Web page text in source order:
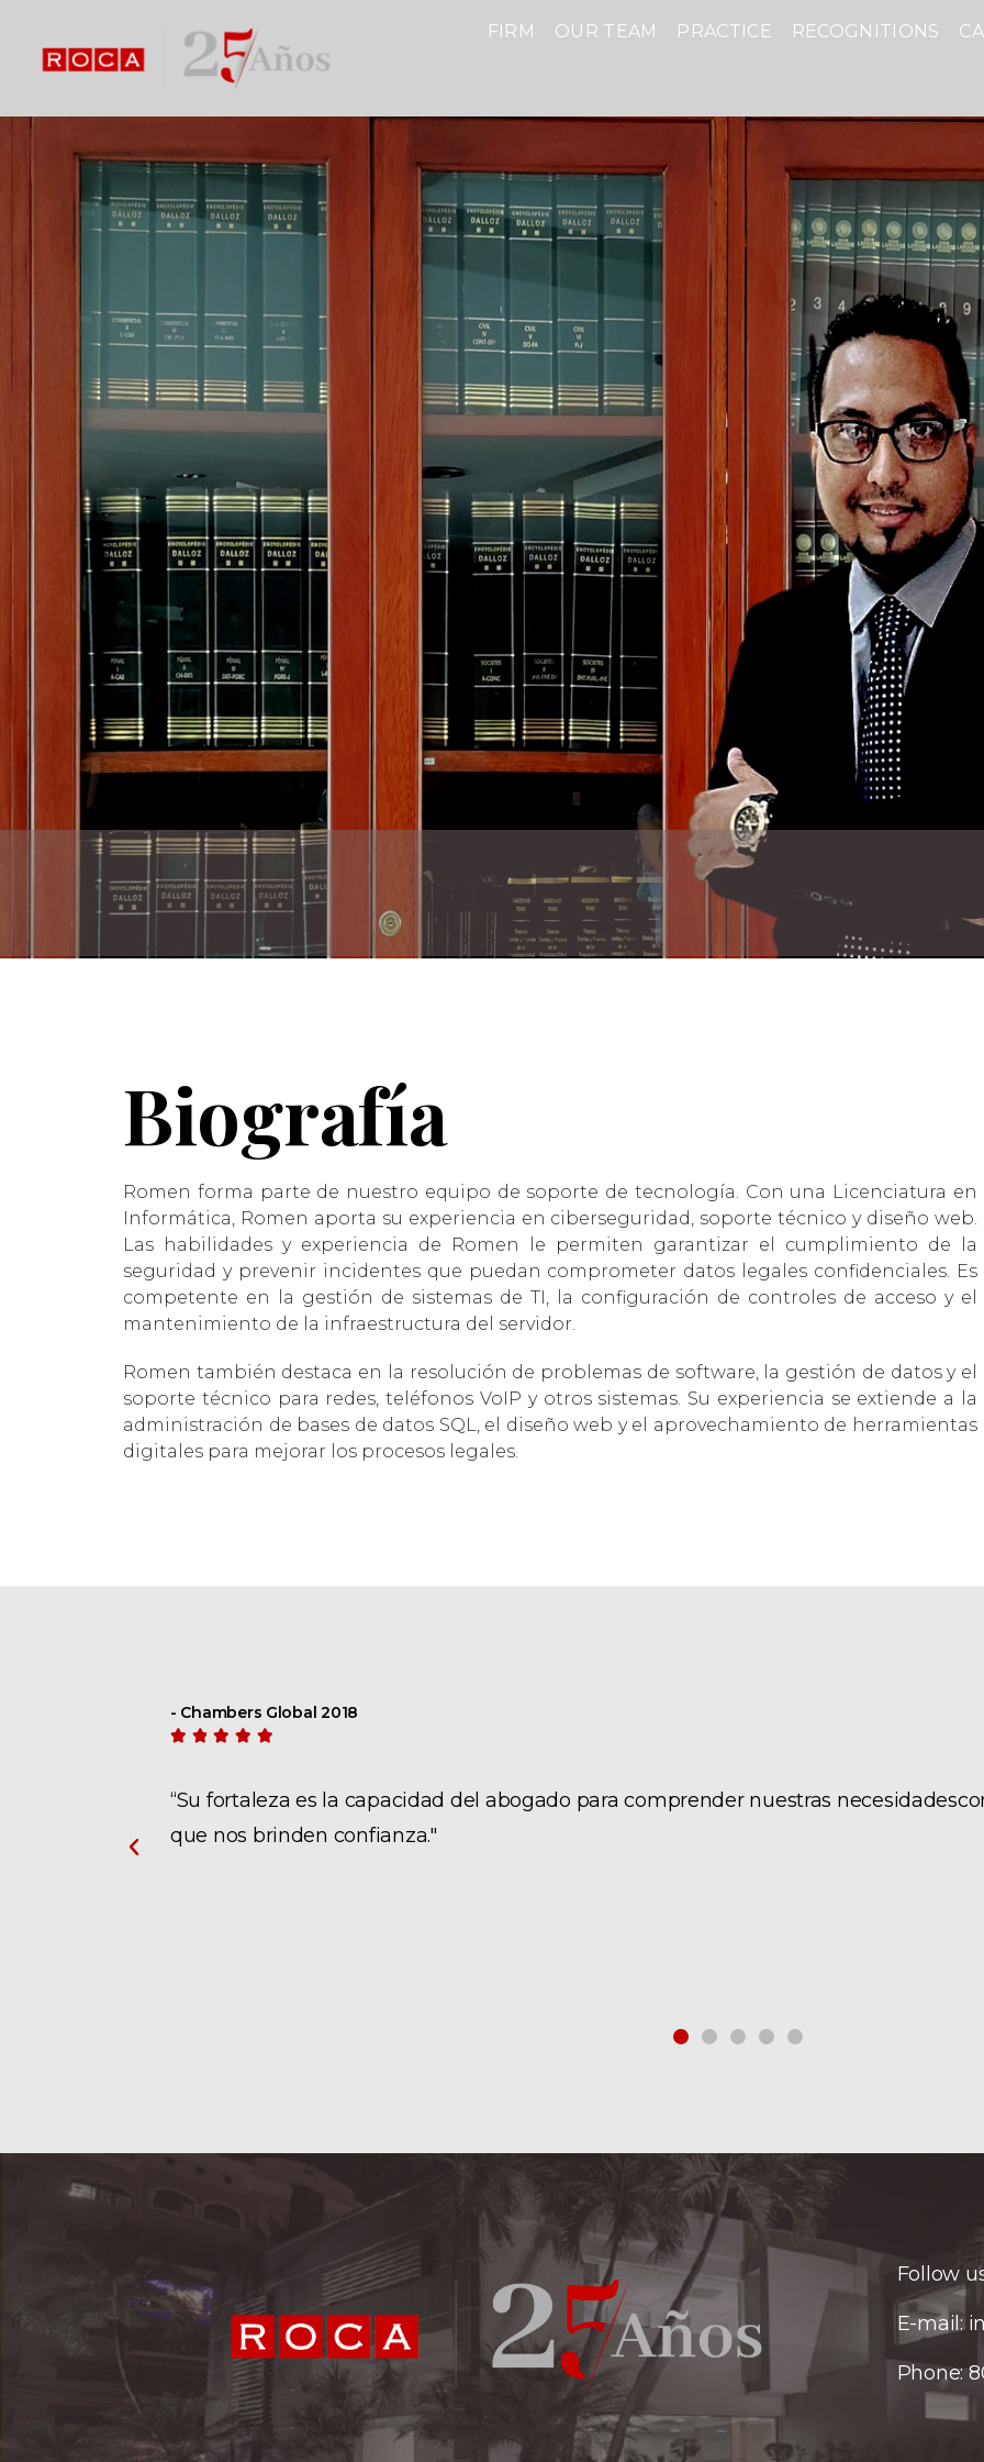
FIRM OUR TEAM PRACTICE RECOGNITIONS
Biografía
Romen forma parte de nuestro equipo de soporte de tecnología. Con una Licenciatura en
Informática, Romen aporta su experiencia en ciberseguridad, soporte técnico y diseño web.
Las habilidades y experiencia de Romen le permiten garantizar el cumplimiento de la
seguridad y prevenir incidentes que puedan comprometer datos legales confidenciales. Es
competente en la gestión de sistemas de TI, la configuración de controles de acceso y el
mantenimiento de la infraestructura del servidor.
Romen también destaca en la resolución de problemas de software, la gestión de datos y el
soporte técnico para redes, teléfonos VoIP y otros sistemas. Su experiencia se extiende a la
administración de bases de datos SQL, el diseño web y el aprovechamiento de herramientas
digitales para mejorar los procesos legales.
- Chambers Global 2019
    
"Los clientes aprecian mucho el trabajo del equipo y se entusiasman: “Son
entienden nuestro negocio, sus respuestas son rápidas, prestan atención a los
Follow
E-mail:
Phone: